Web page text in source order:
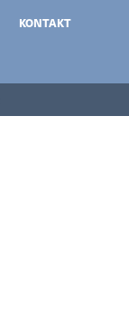
KONTAKT